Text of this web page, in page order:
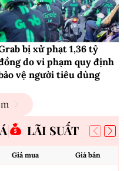
bị xử phạt 1,36 tỷ
do vi phạm quy định
vệ người tiêu dùng
LÃI SUẤT
Giá mua Giá bán